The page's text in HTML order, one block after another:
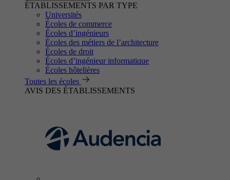
ÉTABLISSEMENTS PAR TYPE
Universités
Écoles de commerce
Écoles d’ingénieurs
Écoles des métiers de l’architecture
Écoles de droit
Écoles d’ingénieur informatique
Écoles hôtelières
Toutes les écoles
AVIS DES ÉTABLISSEMENTS